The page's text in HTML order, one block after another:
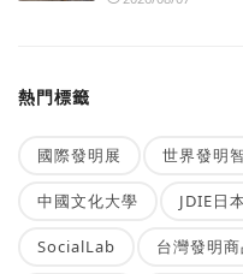
熱門標籤
國際發明展 世界發明
中國文化大學 JDIE日
SocialLab 台灣發明